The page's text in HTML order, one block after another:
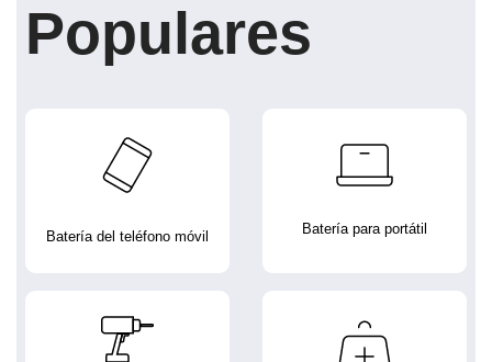
Populares
Batería del teléfono móvil Batería para portátil